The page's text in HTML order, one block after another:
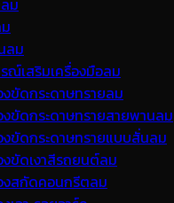
ม
ลม
ณ์เสริมเครื่องมือลม
งขัดกระดาษทรายลม
งขัดกระดาษทรายสายพานลม
งขัดกระดาษทรายแบบสั่นลม
งขัดเงาสีรถยนต์ลม
งสกัดคอนกรีตลม